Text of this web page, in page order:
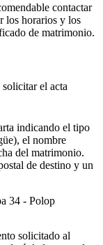
contactar
los horarios y los
de matrimonio.
solicitar el acta
indicando el tipo
el nombre
del matrimonio.
de destino y un
34 - Polop
solicitado al